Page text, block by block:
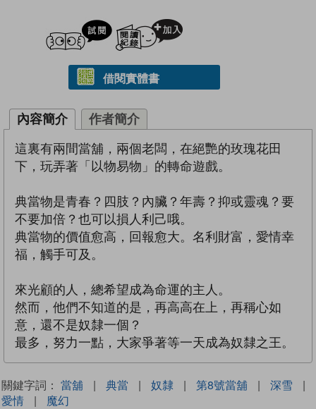
試閲
借閱實體書
內容簡介 作者簡介
這裏有兩間當舖，兩個老闆，在絕艷的玫瑰花田
下，玩弄著「以物易物」的轉命遊戲。
典當物是青春？四肢？內臟？年壽？抑或靈魂？要
不要加倍？也可以損人利己哦。
典當物的價值愈高，回報愈大。名利財富，愛情幸
福，觸手可及。
來光顧的人，總希望成為命運的主人。
然而，他們不知道的是，再高高在上，再稱心如
意，還不是奴隸一個？
最多，努力一點，大家爭著等一天成為奴隸之王。
關鍵字詞： 當舖 | 典當 | 奴隸 | 第8號當舖 | 深雪
|
愛情
| 魔幻